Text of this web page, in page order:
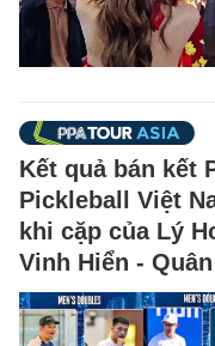
Kết quả bán kết
Pickleball Việt
khi cặp của Lý
Vinh Hiển -